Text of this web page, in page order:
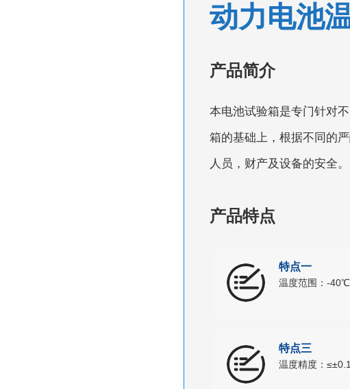
动力电池
产品简介
本电池试验箱是专门针对
箱的基础上，根据不同的
人员，财产及设备的安全。
产品特点
特点一
温度范围：-
特点三
温度精度：